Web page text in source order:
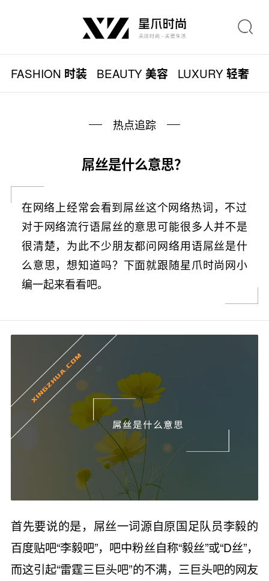
FASHION 时装 BEAUTY美容 LUXURY轻奢
热点追踪
屌丝是什么意思？
在网络上经常会看到屌丝这个网络热词，不过
对于网络流行语屌丝的意思可能很多人并不是
很清楚，为此不少朋友都问网络用语屌丝是什
么意思，想知道吗？下面就跟随星爪时尚网小
编一起来看看吧。
首先要说的是，屌丝一词源自原国足队员李毅的
百度贴吧“李毅吧”，吧中粉丝自称“毅丝”或“D丝”，
而这引起“雷霆三巨头吧”的不满，三巨头吧的网友